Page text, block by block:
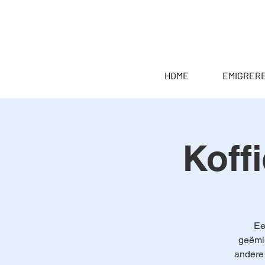
HOME